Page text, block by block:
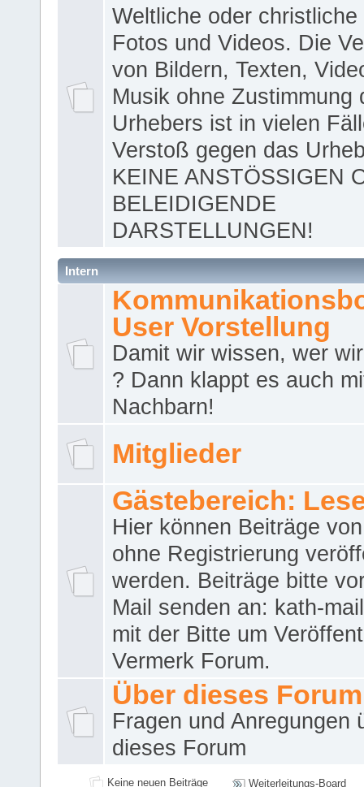
Weltliche oder christliche
Fotos und Videos. Die
von Bildern, Texten,
Musik ohne Zustimmung
Urhebers ist in vielen
Verstoß gegen das
KEINE ANSTÖSSIGEN
BELEIDIGENDE
DARSTELLUNGEN!
Intern
User Vorstellung
Damit wir wissen, wer
? Dann klappt es auch
Nachbarn!
Mitglieder
Gästebereich:
Hier können Beiträge
ohne Registrierung
werden. Beiträge bitte
Mail senden an: kath-
mit der Bitte um
Vermerk Forum.
Über dieses Forum
Fragen und Anregungen
dieses Forum
Keine neuen Beiträge Weiterleitungs-Board